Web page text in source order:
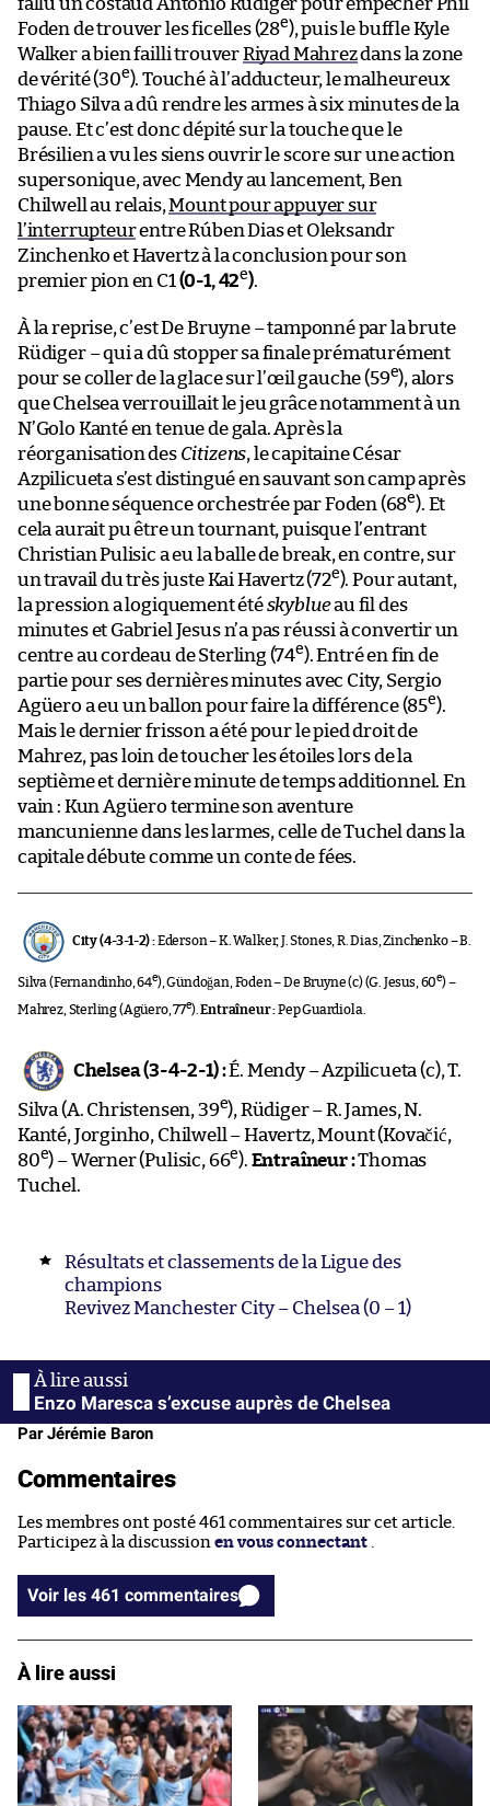
Foden de trouver les ficelles (28e), puis le buffle Kyle
Walker a bien failli trouverRiyad Mahrezdans la zone
de vérité (30e). Touché à l’adducteur, le malheureux
Thiago Silva a dû rendre les armes à six minutes de la
pause. Et c’est donc dépité sur la touche que le
Brésilien a vu les siens ouvrir le score sur une action
supersonique, avec Mendy au lancement, Ben
Chilwell au relais,Mount pour appuyer sur
l’interrupteurentre Rúben Dias et Oleksandr
Zinchenko et Havertz à la conclusion pour son
premier pion en C1 (0-1, 42e).
À la reprise, c’est De Bruyne – tamponné par la brute
Rüdiger – qui a dû stopper sa finale prématurément
pour se coller de la glace sur l’œil gauche (59e), alors
que Chelsea verrouillait le jeu grâce notamment à un
N’Golo Kanté en tenue de gala. Après la
réorganisation des Citizens, le capitaine César
Azpilicueta s’est distingué en sauvant son camp après
une bonne séquence orchestrée par Foden (68e). Et
cela aurait pu être un tournant, puisque l’entrant
Christian Pulisic a eu la balle de break, en contre, sur
un travail du très juste Kai Havertz (72e). Pour autant,
la pression a logiquement étéskyblueau fil des
minutes et Gabriel Jesus n’a pas réussi à convertir un
centre au cordeau de Sterling (74e). Entré en fin de
partie pour ses dernières minutes avec City, Sergio
Agüero a eu un ballon pour faire la différence (85e).
Mais le dernier frisson a été pour le pied droit de
Mahrez, pas loin de toucher les étoiles lors de la
septième et dernière minute de temps additionnel. En
vain : Kun Agüero termine son aventure
mancunienne dans les larmes, celle de Tuchel dans la
capitale débute comme un conte de fées.
City (4-3-1-2) :Ederson – K. Walker, J. Stones, R. Dias, Zinchenko – B.
Silva (Fernandinho, 64e), Gündoğan, Foden – De Bruyne (c) (G. Jesus, 60e) –
Mahrez, Sterling (Agüero, 77e).Entraîneur :Pep Guardiola.
Chelsea (3-4-2-1) :É. Mendy – Azpilicueta (c), T.
Silva (A. Christensen, 39e), Rüdiger – R. James, N.
Kanté, Jorginho, Chilwell – Havertz, Mount (Kovačić,
80e) – Werner (Pulisic, 66e). Entraîneur :Thomas
Tuchel.
Résultats et classements de la Ligue des
champions
Revivez Manchester City – Chelsea (0 – 1)
Enzo Maresca s’excuse auprès de Chelsea
Par Jérémie Baron
Commentaires
Les membres ont posté 461 commentaires sur cet article.
Participez à la discussion en vous connectant .
Voir les 461 commentaires
À lire aussi